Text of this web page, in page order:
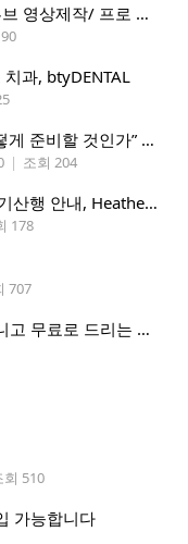
웹사이트 제작/ 컴퓨터 문제해결/ 유튜브 영상제작/ 프로 사진촬영
과, btyDENTAL
[2026 연세 글로벌 포럼] “AI 시대, 어떻게 준비할 것인가” 8월 7-10일 벨뷰 개최
| 조회 204
*시애틀 산악회, 8/5/2026, 수요일 정기산행 안내, Heather Lake*
178
707
변합기 글 올린 사람입니다 파는게 아니고 무료로 드리는 겁니다 필요하신분 연락처 남겨주시면 됩니다
회 510
가능합니다